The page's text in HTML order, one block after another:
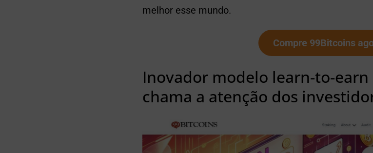
melhor esse mundo.
Compre 99Bitcoins
Inovador modelo learn-to-
chama a atenção dos